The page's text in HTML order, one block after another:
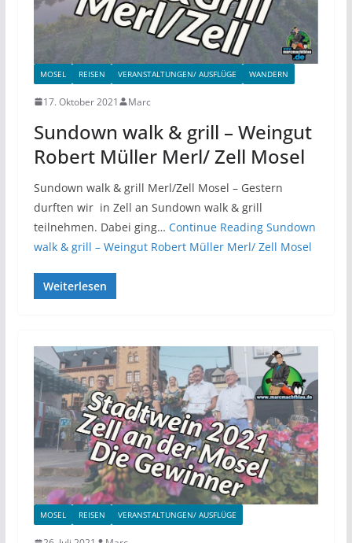
MOSEL REISEN VERANSTALTUNGEN/ AUSFLÜGE WANDERN
17. Oktober 2021 Marc
Sundown walk & grill – Weingut
Robert Müller Merl/ Zell Mosel
Sundown walk & grill Merl/Zell Mosel – Gestern
durften wir in Zell an Sundown walk & grill
teilnehmen. Dabei ging… Continue ReadingSundown
walk & grill – Weingut Robert Müller Merl/ Zell Mosel
Weiterlesen
MOSEL REISEN VERANSTALTUNGEN/ AUSFLÜGE